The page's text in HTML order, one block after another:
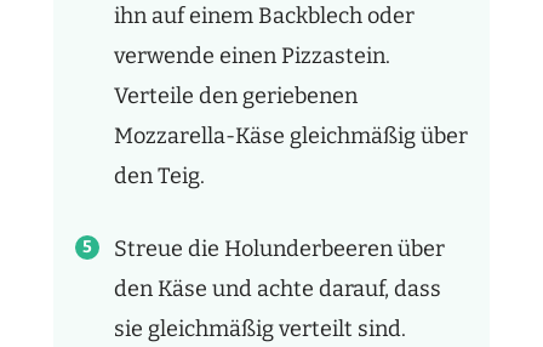
ihn auf einem Backblech oder
verwende einen Pizzastein.
Verteile den geriebenen
Mozzarella-Käse gleichmäßig über
den Teig.
Streue die Holunderbeeren über
den Käse und achte darauf, dass
sie gleichmäßig verteilt sind.